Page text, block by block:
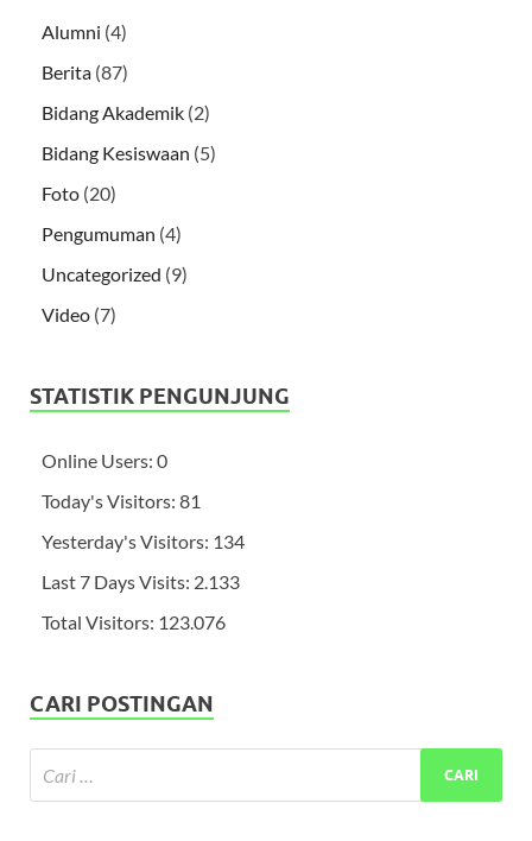
Alumni (4)
Berita (87)
Bidang Akademik (2)
Bidang Kesiswaan (5)
Foto (20)
Pengumuman (4)
Uncategorized (9)
Video (7)
STATISTIK PENGUNJUNG
Online Users: 0
Today's Visitors: 81
Yesterday's Visitors: 134
Last 7 Days Visits: 2.133
Total Visitors: 123.076
CARI POSTINGAN